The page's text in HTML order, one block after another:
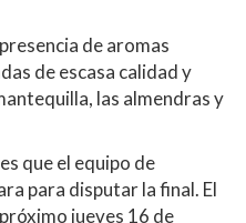
de aromas
de escasa calidad y
las almendras y
que el equipo de
para disputar la final. El
jueves 16 de